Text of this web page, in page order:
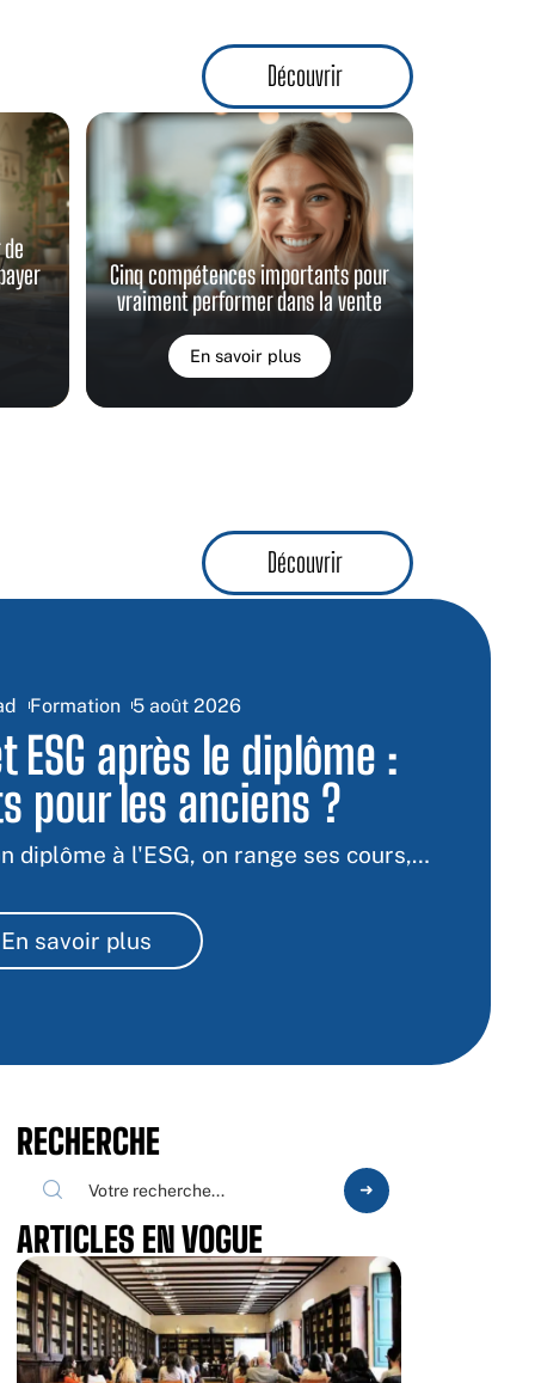
Découvrir
Cinq compétences importants pour
vraiment performer dans la vente
En savoir plus
Découvrir
Formation 5 août 2026
ESG après le diplôme :
pour les anciens ?
diplôme à l'ESG, on range ses cours,…
En savoir plus
RECHERCHE
ARTICLES EN VOGUE